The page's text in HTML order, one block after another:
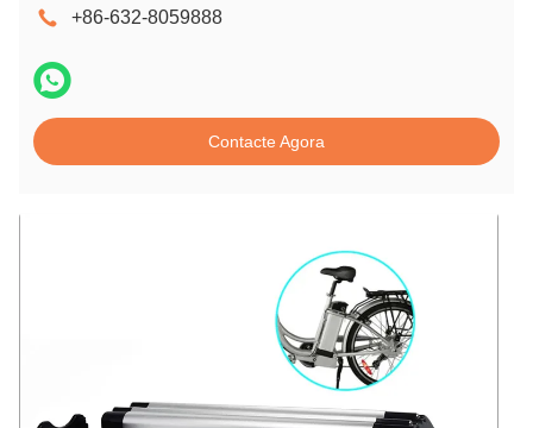
+86-632-8059888
Contacte Agora